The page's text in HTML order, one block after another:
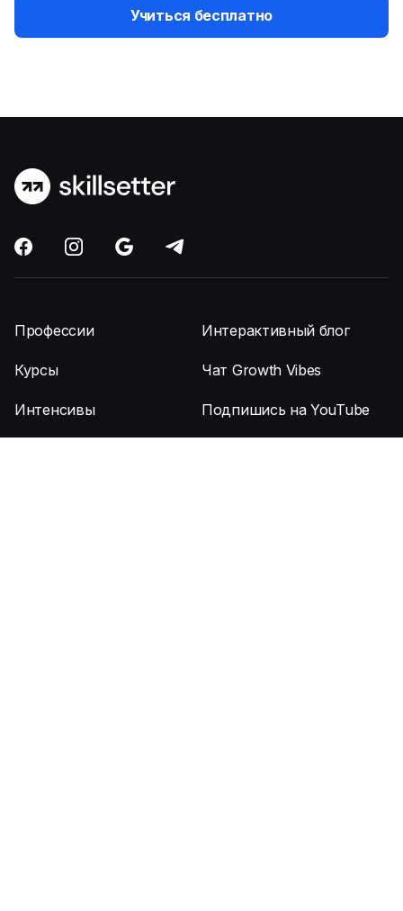
Учиться бесплатно
Профессии
Курсы
Интенсивы
Интерактивный блог
Чат Growth Vibes
Подпишись на YouTube